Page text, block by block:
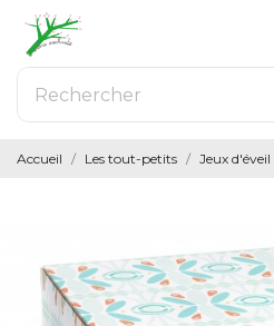
Accueil Les tout-petits Jeux d'éveil